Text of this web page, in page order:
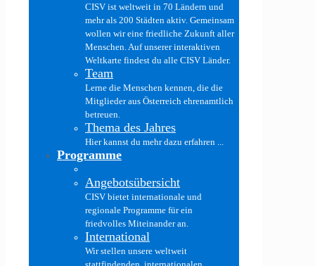
CISV ist weltweit in 70 Ländern und
mehr als 200 Städten aktiv. Gemeinsam
wollen wir eine friedliche Zukunft aller
Menschen. Auf unserer interaktiven
Weltkarte findest du alle CISV Länder.
Team
Lerne die Menschen kennen, die die
Mitglieder aus Österreich ehrenamtlich
betreuen.
Thema des Jahres
Hier kannst du mehr dazu erfahren ...
Programme
Angebotsübersicht
CISV bietet internationale und
regionale Programme für ein
friedvolles Miteinander an.
International
Wir stellen unsere weltweit